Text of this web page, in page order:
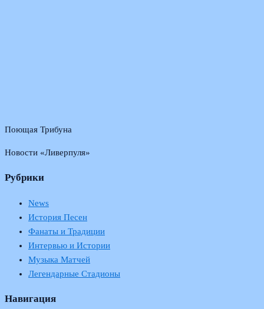
Поющая Трибуна
Новости «Ливерпуля»
Рубрики
News
История Песен
Фанаты и Традиции
Интервью и Истории
Музыка Матчей
Легендарные Стадионы
Навигация